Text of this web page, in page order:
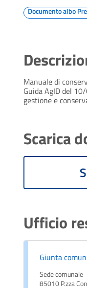
Documento albo
Manuale di
Guida AgID del
gestione e
Scarica
Ufficio
Giunta
Sede comunale
85010 P.zza